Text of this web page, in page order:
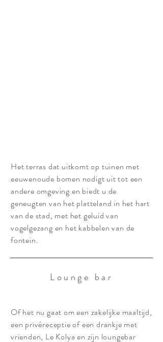
Het terras dat uitkomt op tuinen met
eeuwenoude bomen nodigt uit tot een
andere omgeving en biedt u de
geneugten van het platteland in het hart
van de stad, met het geluid van
vogelgezang en het kabbelen van de
fontein.
Lounge bar
Of het nu gaat om een zakelijke maaltijd,
een privéreceptie of een drankje met
vrienden, Le Kolya en zijn loungebar